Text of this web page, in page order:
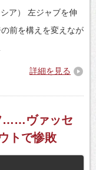
ア） 左ジャブを伸
前を構えを変えなが
詳細を見る
……ヴァッセ
トで惨敗